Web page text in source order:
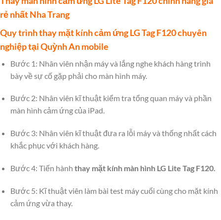
rẻ nhất Nha Trang
Quy trình thay mặt kính cảm ứng LG Tag F120 chuyên
nghiệp tại Quỳnh An mobile
Bước 1: Nhân viên nhận máy và lắng nghe khách hàng trình
bày về sự cố gặp phải cho màn hình máy.
Bước 2: Nhân viên kĩ thuật kiểm tra tổng quan máy và phần
màn hình cảm ứng của iPad.
Bước 3: Nhân viên kĩ thuật đưa ra lỗi máy và thống nhất cách
khắc phục với khách hàng.
Bước 4: Tiến hành thay mặt kính màn hình LG Lite Tag F120.
Bước 5: Kĩ thuật viên làm bài test máy cuối cùng cho mặt kính
cảm ứng vừa thay.